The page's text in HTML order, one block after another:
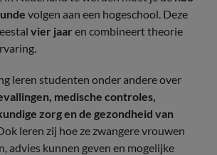
volgen aan een hogeschool. Deze
vier jaar en combineert theorie
leren studenten onder andere over
medische controles,
zorg en de gezondheid van
leren zij hoe ze zwangere vrouwen
advies kunnen geven en mogelijke